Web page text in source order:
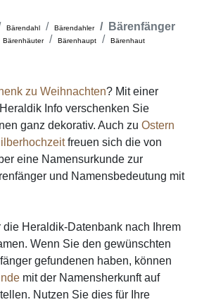
Bärendahl Bärendahler Bärenfänger
Bärenhäuter Bärenhaupt Bärenhaut
zu Weihnachten? Mit einer
Info verschenken Sie
ganz dekorativ. Auch zu Ostern
freuen sich die von
eine Namensurkunde zur
und Namensbedeutung mit
Heraldik-Datenbank nach Ihrem
Wenn Sie den gewünschten
gefundenen haben, können
mit der Namensherkunft auf
Nutzen Sie dies für Ihre